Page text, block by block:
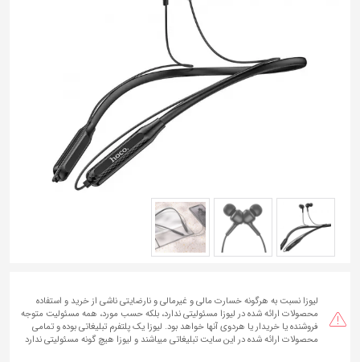
بگذارید.
لیوزا نسبت به هرگونه خسارت مالی و غیرمالی و نارضایتی ناشی از خرید و استفاده
محصولات ارائه شده در لیوزا مسئولیتی ندارد، بلکه حسب مورد، همه مسئولیت متوجه
فروشنده یا خریدار یا هردوی آنها خواهد بود. لیوزا یک پلتفرم تبلیغاتی بوده و تمامی
محصولات ارائه شده در این سایت تبلیغاتی میباشند و لیوزا هیچ گونه مسئولیتی ندارد